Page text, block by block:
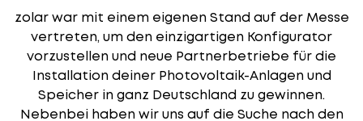
zolar war mit einem eigenen Stand auf der Messe
vertreten, um den einzigartigen Konfigurator
vorzustellen und neue Partnerbetriebe für die
Installation deiner Photovoltaik-Anlagen und
Speicher in ganz Deutschland zu gewinnen.
Nebenbei haben wir uns auf die Suche nach den